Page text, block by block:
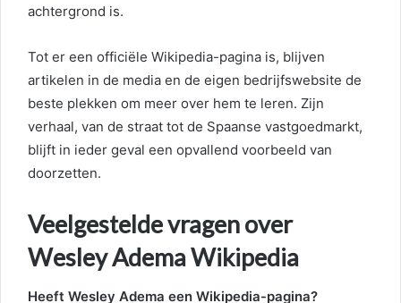
achtergrond is.
Tot er een officiële Wikipedia-pagina is, blijven
artikelen in de media en de eigen bedrijfswebsite de
beste plekken om meer over hem te leren. Zijn
verhaal, van de straat tot de Spaanse vastgoedmarkt,
blijft in ieder geval een opvallend voorbeeld van
doorzetten.
Veelgestelde vragen over
Wesley Adema Wikipedia
Heeft Wesley Adema een Wikipedia-pagina?